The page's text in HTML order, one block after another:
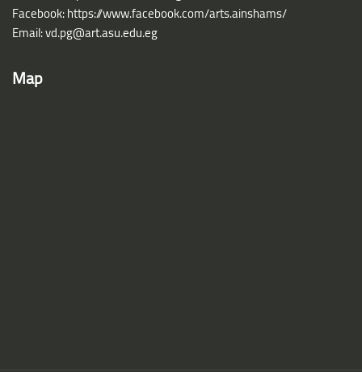
Facebook:https://www.facebook.com/arts.ainshams/
Email:vd.pg@art.asu.edu.eg
Map